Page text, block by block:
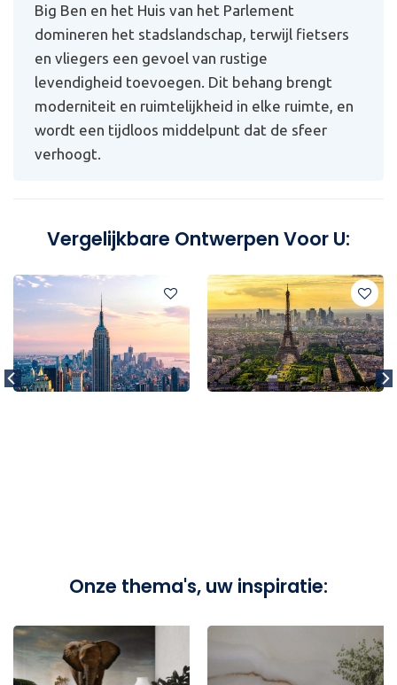
Big Ben en het Huis van het Parlement
domineren het stadslandschap, terwijl fietsers
en vliegers een gevoel van rustige
levendigheid toevoegen. Dit behang brengt
moderniteit en ruimtelijkheid in elke ruimte, en
wordt een tijdloos middelpunt dat de sfeer
verhoogt.
Vergelijkbare Ontwerpen Voor U:
Onze thema's, uw inspiratie: